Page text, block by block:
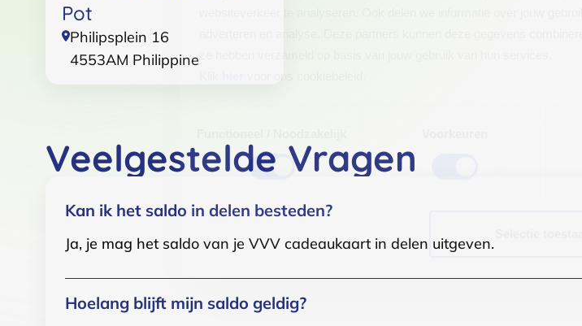
voor ons cookiebeleid.
Pot
Philipsplein 16
4553AM Philippine
Veelgestelde Vragen
Kan ik het saldo in delen besteden?
Ja, je mag het saldo van je VVV cadeaukaart in delen uitgeven.
Hoelang blijft mijn saldo geldig?